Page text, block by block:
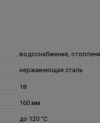
водоснабжение,
нержавеющая сталь
18
160 мм
до 120 °С